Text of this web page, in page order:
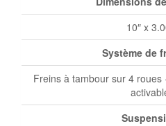
10″ x
Système de
Freins à tambour sur 4